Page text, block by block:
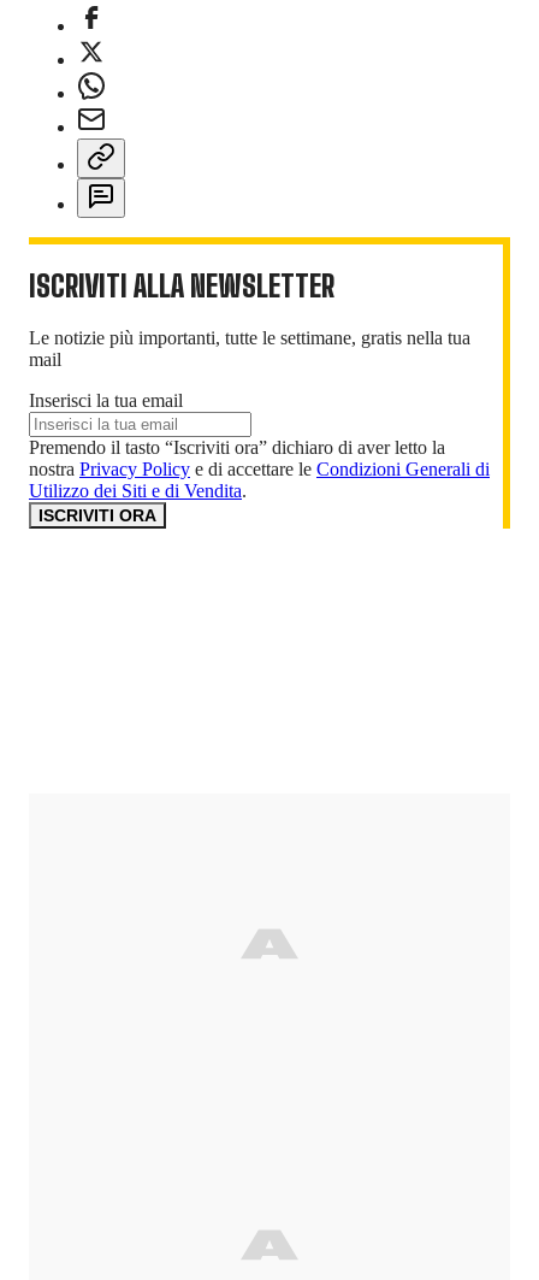
ISCRIVITI ALLA NEWSLETTER
Le notizie più importanti, tutte le settimane, gratis nella tua
mail
Inserisci la tua email
Premendo il tasto “Iscriviti ora” dichiaro di aver letto la
nostra Privacy Policy e di accettare le Condizioni Generali di
Utilizzo dei Siti e di Vendita.
ISCRIVITI ORA